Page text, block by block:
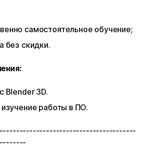
самостоятельное обучение;
без скидки.
Blender 3D.
изучение работы в ПО.